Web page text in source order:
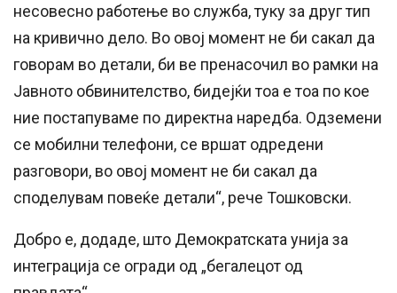
несовесно работење во служба, туку за друг тип
на кривично дело. Во овој момент не би сакал да
говорам во детали, би ве пренасочил во рамки на
Јавното обвинителство, бидејќи тоа е тоа по кое
ние постапуваме по директна наредба. Одземени
се мобилни телефони, се вршат одредени
разговори, во овој момент не би сакал да
споделувам повеќе детали“, рече Тошковски.
Добро е, додаде, што Демократската унија за
интеграција се огради од „бегалецот од